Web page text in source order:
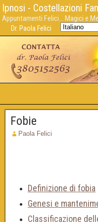
Ipnosi - Costellazioni
Appuntamenti Felici... Magici e
Dr. Paola Felici
Fobie
Paola Felici
Definizione di fobia
Genesi e
Classificazione